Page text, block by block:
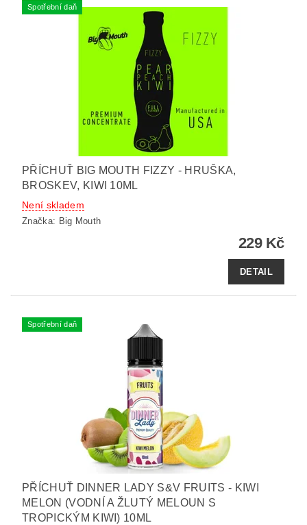
Spotřební daň
PŘÍCHUŤ BIG MOUTH FIZZY - HRUŠKA,
BROSKEV, KIWI 10ML
Není skladem
Značka: Big Mouth
229 Kč
DETAIL
Spotřební daň
PŘÍCHUŤ DINNER LADY S&V FRUITS - KIWI
MELON (VODNÍ A ŽLUTÝ MELOUN S
TROPICKÝM KIWI) 10ML